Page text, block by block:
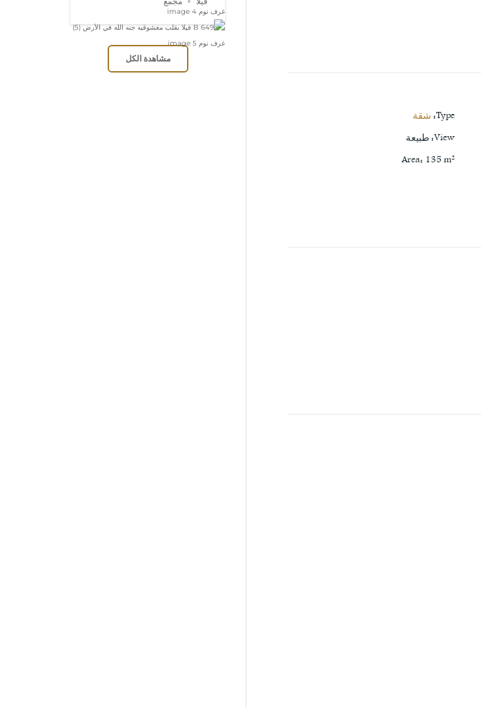
Type
: شقة
View
:طبيعة
Area: 135 m²
نوم
مشاهدة الكل